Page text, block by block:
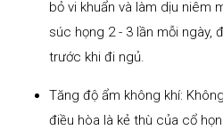
bỏ vi khuẩn và làm dịu niêm
súc họng 2 - 3 lần mỗi ngày,
trước khi đi ngủ.
Tăng độ ẩm không khí:
điều hòa là kẻ thù của cổ